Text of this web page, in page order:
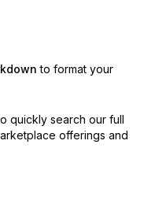
to format your
quickly search our full
offerings and